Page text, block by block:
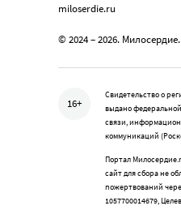
miloserdie.ru
© 2024 – 2026.
16+
Свидетельство о
выдано
связи,
коммуникаций
Портал
сайт для сбора не
пожертвований
1057700014679,